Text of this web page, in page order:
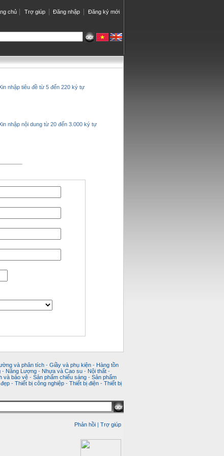
chủ Trợ giúp Đăng nhập Đăng ký mới
nhập tiêu đề từ 5 đến 220 ký tự
nhập nội dung từ 20 đến 3.000 ký tự
và phân tích - Giầy và phụ kiện - Hàng tồn
- Năng Lượng - Nhựa và Cao su - Nội thất -
và bảo vệ - Sản phẩm chiếu sáng - Sản phẩm
- Thiết bị công nghiệp - Thiết bị điện - Thiết bị
Phản hồi
Trợ giúp